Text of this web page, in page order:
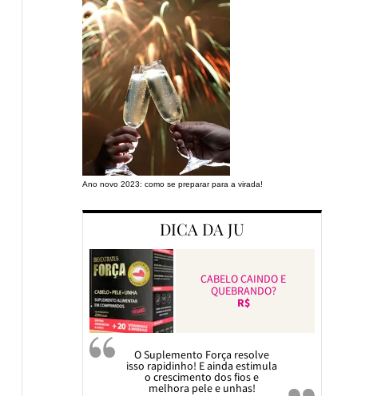
Ano novo 2023: como se preparar para a virada!
DICA DA JU
CABELO CAINDO E
QUEBRANDO?
R$
O Suplemento Força resolve
isso rapidinho! E ainda estimula
o crescimento dos fios e
melhora pele e unhas!